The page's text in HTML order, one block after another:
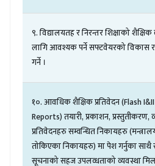
९.विद्यालयतहरनिरन्तरशिक्षाकोशैक्षिक
लागिआवश्यकपर्नेसफ्टवेयरकोविकासर
गर्ने ।
१०.आवधिकशैक्षिकप्रतिवेदन(Flash
Reports)तयारी,प्रकाशन,प्रस्तुतीकरण,
प्रतिवेदनहरुसम्वन्धितनिकायहरु(
तोकिएकानिकायहरु)मापेशगर्नुकासाथै
सूचनाकोसहजउपलव्धताकोव्यवस्था